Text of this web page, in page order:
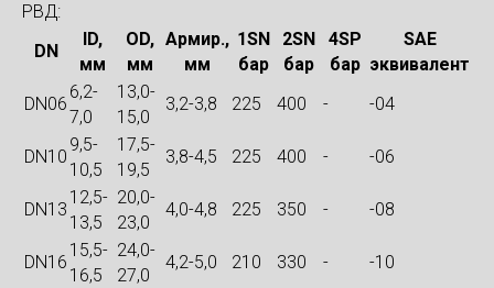
РВД:
DN
ID,
мм
OD,
мм
Армир.,
мм
1SN
бар
2SN
бар
4SP
бар
SAE
эквивалент
DN06
6,2-
7,0
13,0-
15,0
3,2-3,8 225 400 - -04
DN10
9,5-
10,5
17,5-
19,5
3,8-4,5 225 400 - -06
DN13
12,5-
13,5
20,0-
23,0
4,0-4,8 225 350 - -08
DN16
15,5-
16,5
24,0-
27,0
4,2-5,0 210 330 - -10